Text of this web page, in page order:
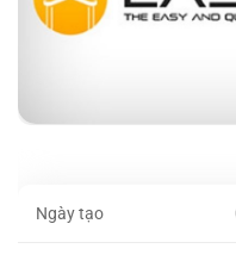
Ngày tạo